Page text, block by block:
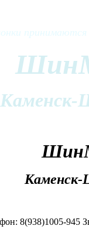
принимаются
8(938)1005-945